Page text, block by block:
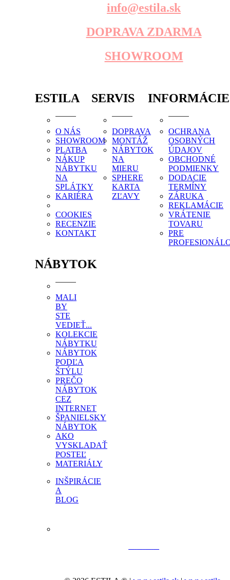
info@estila.sk
DOPRAVA ZDARMA
SHOWROOM
ESTILA
O NÁS
SHOWROOM
PLATBA
NÁKUP
NÁBYTKU
NA
SPLÁTKY
KARIÉRA
COOKIES
RECENZIE
KONTAKT
SERVIS
DOPRAVA
MONTÁŽ
NÁBYTOK
NA
MIERU
SPHERE
KARTA
ZĽAVY
INFORMÁCIE
OCHRANA
OSOBNÝCH
ÚDAJOV
OBCHODNÉ
PODMIENKY
DODACIE
TERMÍNY
ZÁRUKA
REKLAMÁCIE
VRÁTENIE
TOVARU
PRE
NÁBYTOK
MALI
BY
STE
VEDIEŤ...
KOLEKCIE
NÁBYTKU
NÁBYTOK
PODĽA
ŠTÝLU
PREČO
NÁBYTOK
CEZ
INTERNET
ŠPANIELSKY
NÁBYTOK
AKO
VYSKLADAŤ
POSTEĽ
MATERIÁLY
INŠPIRÁCIE
A
BLOG